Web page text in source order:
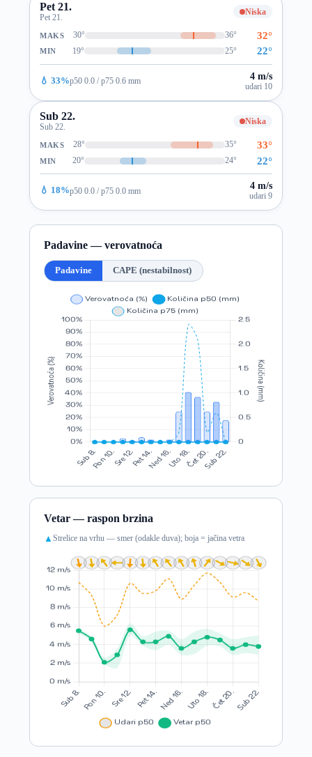
Pet 21.
Pet 21.
Niska
MAKS 30° 36° 32°
MIN 19° 25° 22°
💧 33%p50 0.0 / p75 0.6 mm 4 m/s
udari 10
Sub 22.
Sub 22.
Niska
MAKS 28° 35° 33°
MIN 20° 24° 22°
💧 18%p50 0.0 / p75 0.0 mm 4 m/s
udari 9
Padavine — verovatnoća
Padavine CAPE (nestabilnost)
Vetar — raspon brzina
▲ Strelice na vrhu — smer (odakle duva); boja = jačina vetra